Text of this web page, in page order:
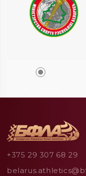
+375 29 307 68 29